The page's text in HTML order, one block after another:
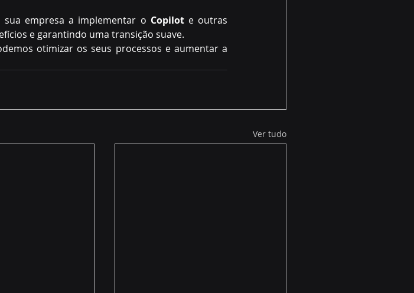
empresa a implementar o Copilot e outras
e garantindo uma transição suave.
otimizar os seus processos e aumentar a
Ver tudo